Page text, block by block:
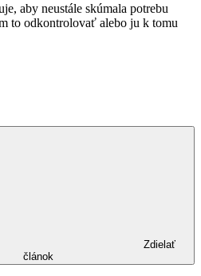
aby neustále skúmala potrebu
to odkontrolovať alebo ju k tomu
Zdielať
článok